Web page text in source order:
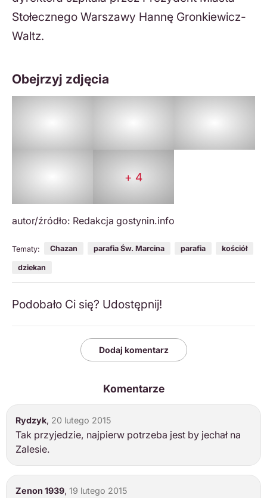
Stołecznego Warszawy Hannę Gronkiewicz-
Waltz.
Obejrzyj zdjęcia
+ 4
autor/źródło: Redakcja gostynin.info
Tematy: Chazan parafia Św. Marcina parafia kościół
dziekan
Podobało Ci się? Udostępnij!
Dodaj komentarz
Komentarze
Rydzyk, 20 lutego 2015
Tak przyjedzie, najpierw potrzeba jest by jechał na
Zalesie.
Zenon 1939, 19 lutego 2015